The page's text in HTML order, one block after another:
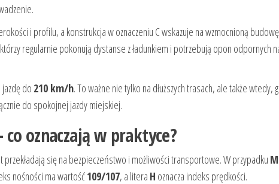
i profilu, a konstrukcja w oznaczeniu C wskazuje na wzmocnioną
regularnie pokonują dystanse z ładunkiem i potrzebują opon odpornych
do 210 km/h. To ważne nie tylko na dłuższych trasach, ale także wtedy,
do spokojnej jazdy miejskiej.
co oznaczają w praktyce?
się na bezpieczeństwo i możliwości transportowe. W przypadku
nośności ma wartość109/107, a litera H oznacza indeks prędkości.